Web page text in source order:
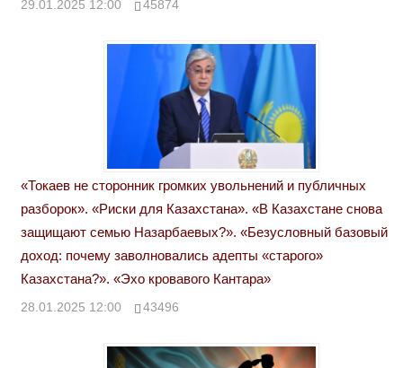
29.01.2025 12:00 45874
«Токаев не сторонник громких увольнений и публичных
разборок». «Риски для Казахстана». «В Казахстане снова
защищают семью Назарбаевых?». «Безусловный базовый
доход: почему заволновались адепты «старого»
Казахстана?». «Эхо кровавого Кантара»
28.01.2025 12:00 43496